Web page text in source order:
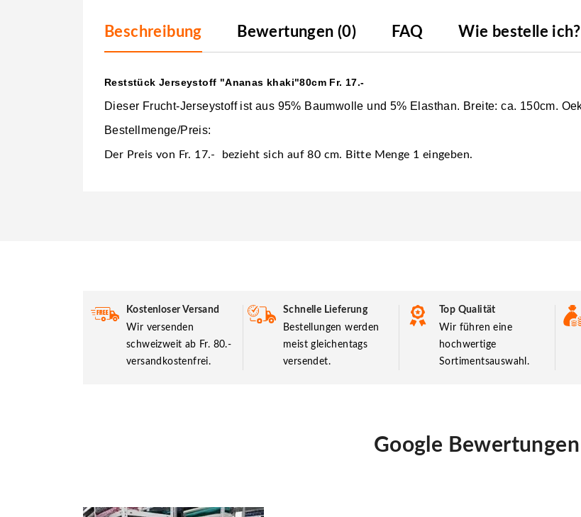
Beschreibung Bewertungen (0) FAQ Wie bestelle ich?
Reststück Jerseystoff "Ananas khaki"80cm Fr. 17.-
Dieser Frucht-Jerseystoff ist aus 95% Baumwolle und 5% Elasthan. Breite: ca. 150cm.
Bestellmenge/Preis:
Der Preis von Fr. 17.- bezieht sich auf 80 cm. Bitte Menge 1 eingeben.
Kostenloser Versand
Wir versenden
schweizweit ab Fr. 80.-
versandkostenfrei.
Schnelle Lieferung
Bestellungen werden
meist gleichentags
versendet.
Top Qualität
Wir führen eine
hochwertige
Sortimentsauswahl.
Google Bewertungen